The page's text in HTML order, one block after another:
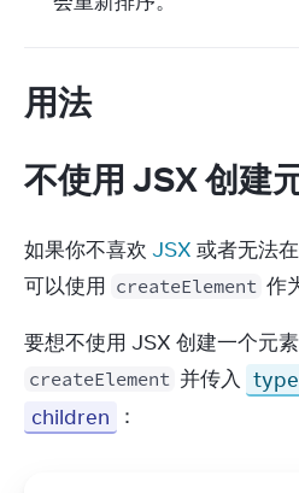
用法
不使用 JSX 创建
如果你不喜欢 JSX 或者无法
可以使用 createElement 作
createElement 并传入 type
children
：